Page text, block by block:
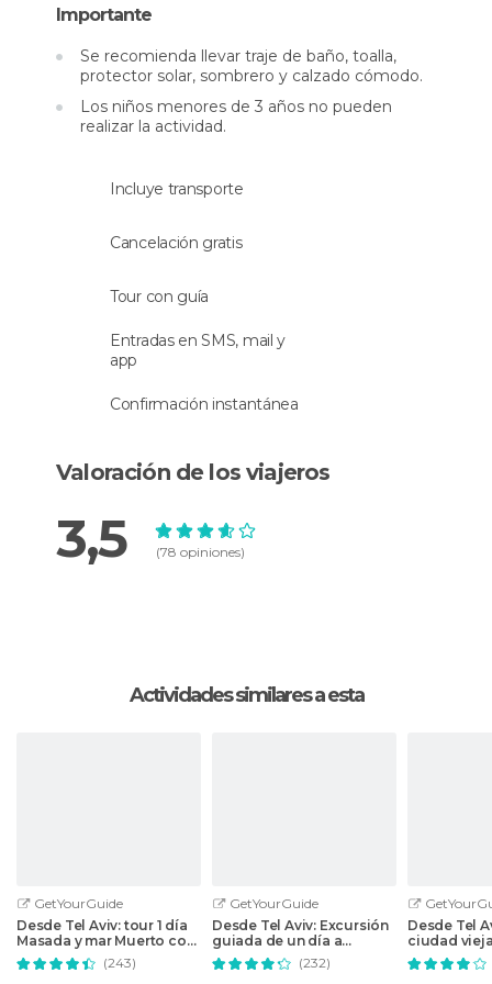
permite la vida de ningún tipo de especie marina.
También podrás relajarte en tierra firme,
tumbarte en la arena ycubrirte con el barro
para beneficiarte de sus efectos medicinales.
Aviv antes del anochecer.
Importante
Se recomienda llevar traje de baño, toalla,
protector solar, sombrero y calzado cómodo.
Los niños menores de 3 años no pueden
realizar la actividad.
Incluye transporte
Cancelación gratis
Tour con guía
Entradas en SMS, mail y
app
Confirmación instantánea
Valoración de los viajeros
3,5 (78 opiniones)
Actividades similares a esta
GetYourGuide
Desde Tel Aviv: tour 1 día
Masada y mar Muerto con
recogida
(243)
GetYourGuide
Desde Tel Aviv: Excursión
guiada de un día a
Jerusalén y Belén
(232)
Desde Tel
ciudad
Jerusalén